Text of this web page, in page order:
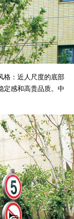
格：近人尺度的底部
定感和高贵品质。中